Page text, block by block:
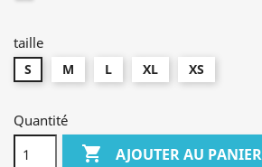
taille
S M L XL XS
Quantité
 AJOUTER AU PANIER